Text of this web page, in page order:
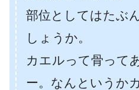
部位としてはたぶ
しょうか。
カエルって骨って
ー。なんというか